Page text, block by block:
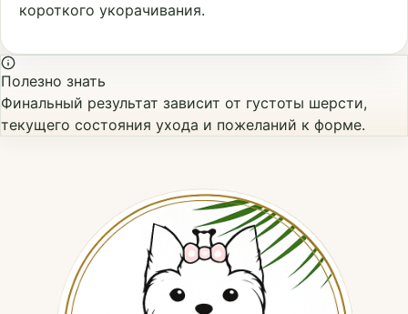
короткого укорачивания.
Полезно знать
Финальный результат зависит от густоты шерсти,
текущего состояния ухода и пожеланий к форме.